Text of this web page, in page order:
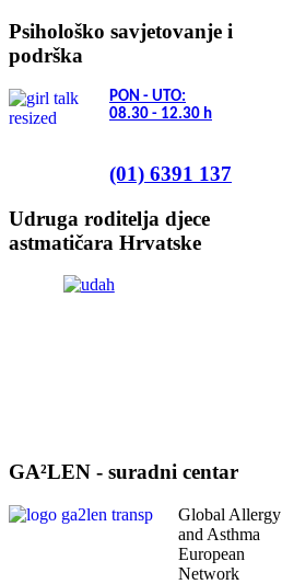
Psihološko savjetovanje i
podrška
PON - UTO:
08.30 - 12.30 h
(01) 6391 137
Udruga roditelja djece
astmatičara Hrvatske
GA²LEN - suradni centar
Global Allergy
and Asthma
European
Network